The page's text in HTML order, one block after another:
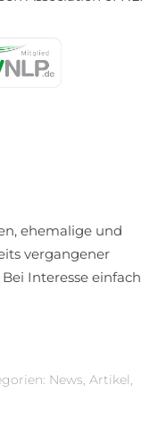
ehemalige und
vergangener
Interesse einfach
News, Artikel,